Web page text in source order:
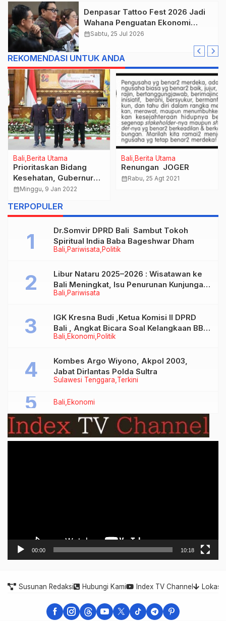
Denpasar Tattoo Fest 2026 Jadi
Wahana Penguatan Ekonomi
Kreatif Kota.
calendar_monthSabtu, 25 Jul 2026
REKOMENDASI UNTUK ANDA
Bali Berita Utama
Prioritaskan Bidang
Kesehatan, Gubernur
Dorong Peningkatan
Perawat
calendar_monthMinggu, 9 Jan 2022
Bali Berita Utama
Renungan JOGER
calendar_monthRabu, 25 Agt 2021
TERPOPULER
Bali Pariwisata Politik
Dr.Somvir DPRD Bali Sambut Tokoh
Spiritual India Baba Bageshwar Dham
Bali Pariwisata
Libur Nataru 2025–2026 : Wisatawan ke
Bali Meningkat, Isu Penurunan Kunjungan
Tidak Benar
Bali Ekonomi Politik
IGK Kresna Budi ,Ketua Komisi II DPRD
Bali , Angkat Bicara Soal Kelangkaan BBM
Bersubsidi Jenis Solar
Sulawesi Tenggara Terkini
Kombes Argo Wiyono, Akpol 2003,
Jabat Dirlantas Polda Sultra
Bali Ekonomi
00:00 10:18
Susunan Redaksi Hubungi Kami Index TV Channel Lokasi